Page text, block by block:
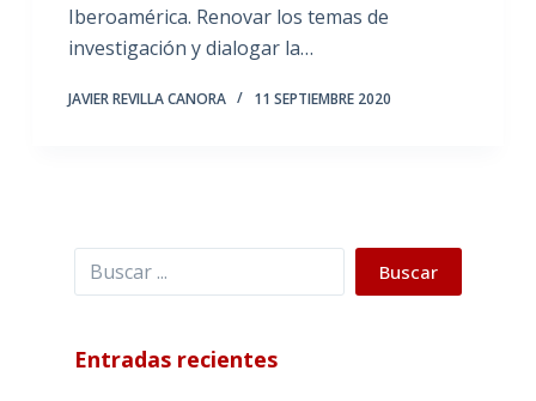
Iberoamérica. Renovar los temas de
investigación y dialogar la…
JAVIER REVILLA CANORA 11 SEPTIEMBRE 2020
Buscar Buscar
Entradas recientes